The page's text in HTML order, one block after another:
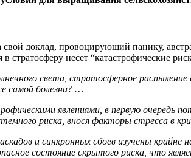
доклад, провоцирующий панику,
несет “катастрофические
света, стратосферное распыление
самой болезни? …
явлениями, в первую очередь
риска, внося факторы стресса в
и синхронных сбоев изучены крайне
состояние скрытого риска, что